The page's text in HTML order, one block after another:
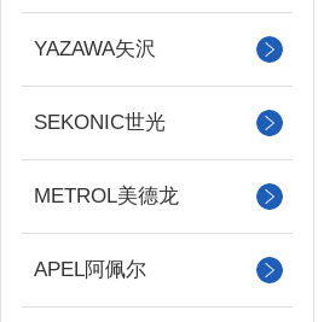
YAZAWA矢沢
SEKONIC世光
METROL美德龙
APEL阿佩尔